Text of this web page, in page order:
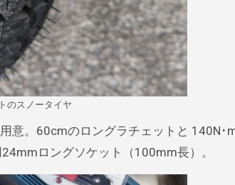
のスノータイヤ
意。60cmのロングラチェットと 140N･
ロングソケット（100mm長）。